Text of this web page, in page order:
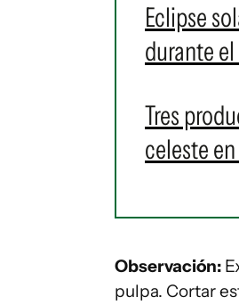
Eclipse
durante
Tres
celeste
Observación:
pulpa. Cortar